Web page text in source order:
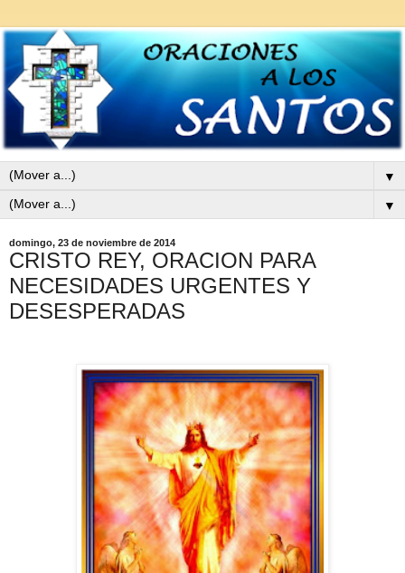
▼
▼
domingo, 23 de noviembre de 2014
CRISTO REY, ORACION PARA
NECESIDADES URGENTES Y
DESESPERADAS